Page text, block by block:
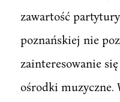
zawartość
poznańskiej nie
zainteresowanie
ośrodki muzyczne.